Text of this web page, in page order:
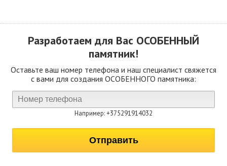
Разработаем для Вас ОСОБЕННЫЙ
памятник!
Оставьте ваш номер телефона и наш специалист свяжется
с вами для создания ОСОБЕННОГО памятника:
Например: +375291914032